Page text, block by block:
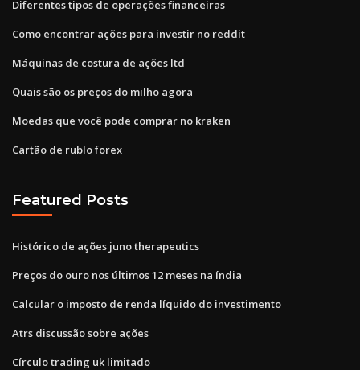
Diferentes tipos de operações financeiras
Como encontrar ações para investir no reddit
Máquinas de costura de ações ltd
Quais são os preços do milho agora
Moedas que você pode comprar no kraken
Cartão de rublo forex
Featured Posts
Histórico de ações juno therapeutics
Preços do ouro nos últimos 12 meses na índia
Calcular o imposto de renda líquido do investimento
Atrs discussão sobre ações
Círculo trading uk limitado